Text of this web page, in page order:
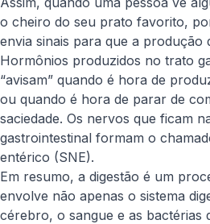
o cheiro do seu prato favorito,
envia sinais para que a produção
Hormônios produzidos no trato
“avisam” quando é hora de
ou quando é hora de parar de
saciedade. Os nervos que ficam
gastrointestinal formam o
entérico (SNE).
Em resumo, a digestão é um
envolve não apenas o sistema
cérebro, o sangue e as bactérias